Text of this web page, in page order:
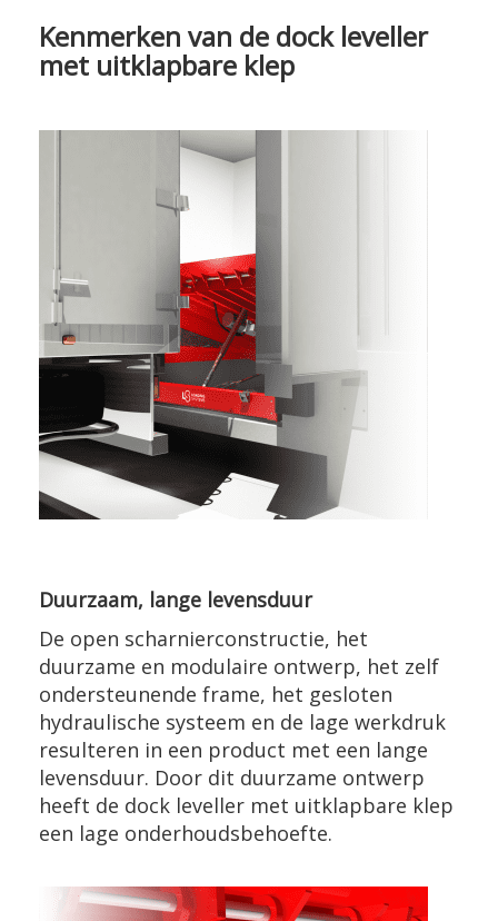
Kenmerken van de dock leveller
met uitklapbare klep
Duurzaam, lange levensduur
De open scharnierconstructie, het
duurzame en modulaire ontwerp, het zelf
ondersteunende frame, het gesloten
hydraulische systeem en de lage werkdruk
resulteren in een product met een lange
levensduur. Door dit duurzame ontwerp
heeft de dock leveller met uitklapbare klep
een lage onderhoudsbehoefte.